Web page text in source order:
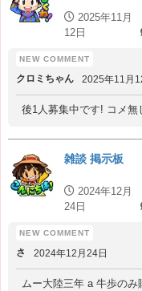
2025年11月
12日
クロミちゃん 2025年11月
後1人募集中です! コメ無
雑談 掲示板
2024年12月
24日
さ 2024年12月24日
ムー大陸三年 a 牛歩の